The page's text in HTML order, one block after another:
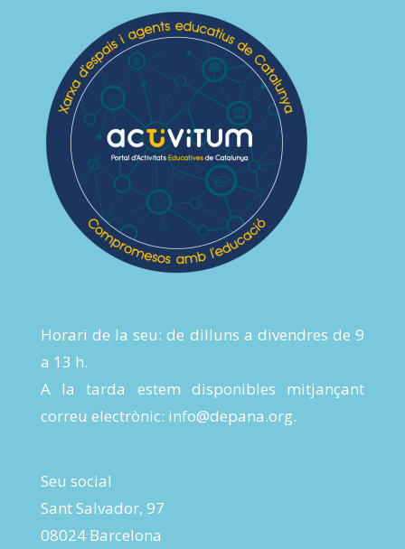
Horari de la seu: de dilluns a divendres de 9
a 13 h.
A la tarda estem disponibles mitjançant
correu electrònic: info@depana.org.
Seu social
Sant Salvador, 97
08024 Barcelona